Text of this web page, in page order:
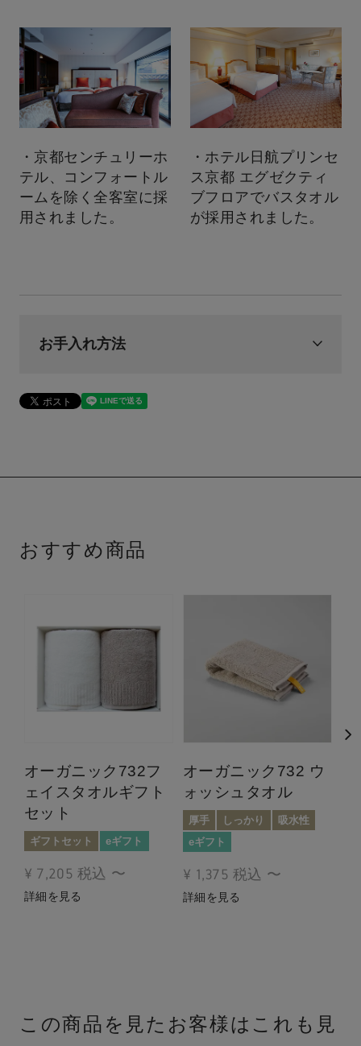
・京都センチュリーホ
テル、コンフォートル
ームを除く全客室に採
用されました。
・ホテル日航プリンセ
ス京都 エグゼクティ
ブフロアでバスタオル
が採用されました。
お手入れ方法
おすすめ商品
オーガニック732フ
ェイスタオルギフト
セット
ギフトセット eギフト
¥ 7,205 税込 〜
詳細を見る
オーガニック732 ウ
ォッシュタオル
厚手 しっかり
吸水性
eギフト
¥ 1,375 税込 〜
詳細を見る
この商品を見たお客様はこれも見